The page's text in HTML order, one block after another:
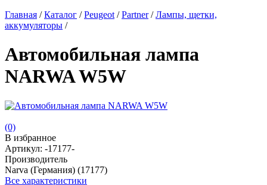
Главная / Каталог / Peugeot / Partner/ Лампы, щетки,
аккумуляторы /
Автомобильная лампа
NARWA W5W
(0)
В избранное
Артикул: -17177-
Производитель
Narva (Германия) (17177)
Все характеристики